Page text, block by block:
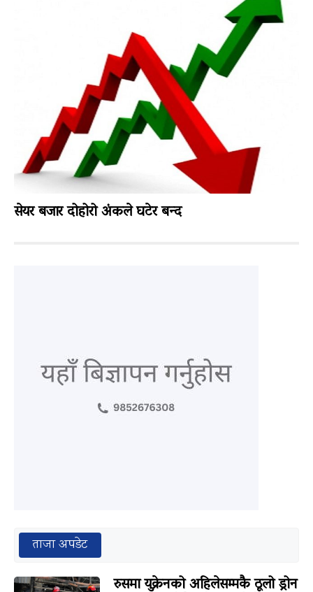
सेयर बजार दोहोरो अंकले घटेर बन्द
ताजा अपडेट
रुसमा युक्रेनको अहिलेसम्मकै ठूलो ड्रोन